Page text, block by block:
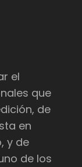
el
que
de
en
y de
de los